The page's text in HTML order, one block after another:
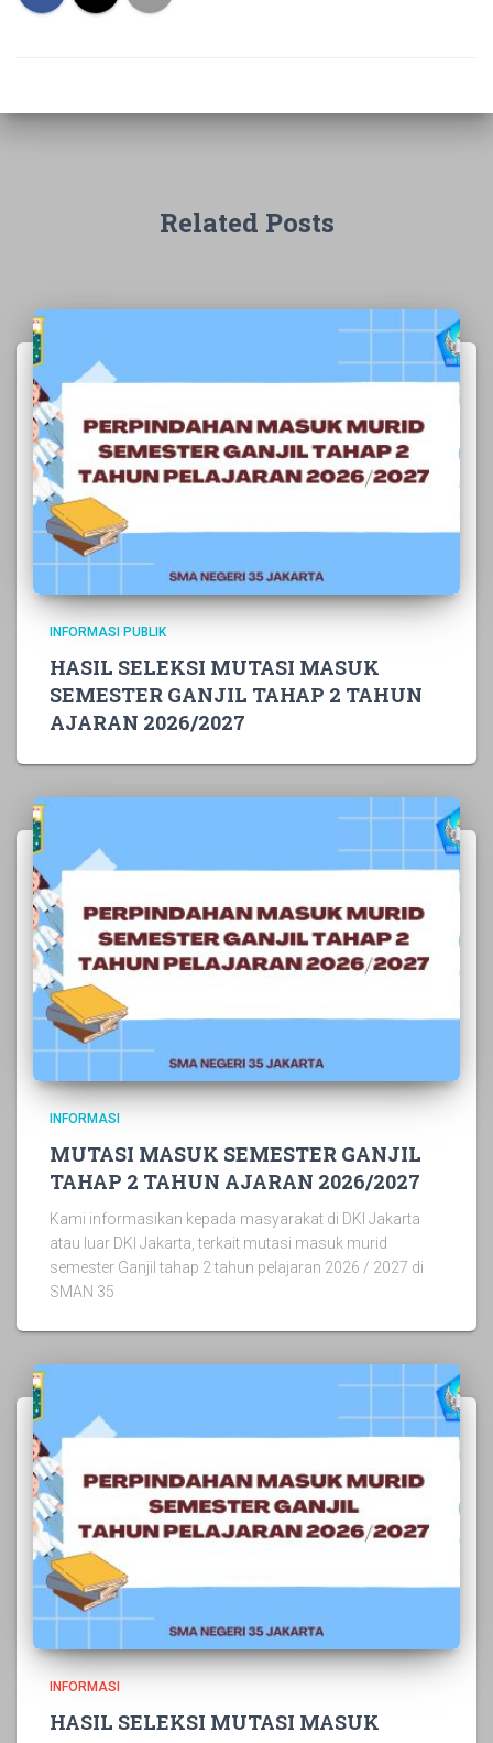
Related Posts
INFORMASI PUBLIK
HASIL SELEKSI MUTASI MASUK
SEMESTER GANJIL TAHAP 2 TAHUN
AJARAN 2026/2027
INFORMASI
MUTASI MASUK SEMESTER GANJIL
TAHAP 2 TAHUN AJARAN 2026/2027
Kami informasikan kepada masyarakat di DKI Jakarta
atau luar DKI Jakarta, terkait mutasi masuk murid
semester Ganjil tahap 2 tahun pelajaran 2026 / 2027 di
SMAN 35
INFORMASI
HASIL SELEKSI MUTASI MASUK